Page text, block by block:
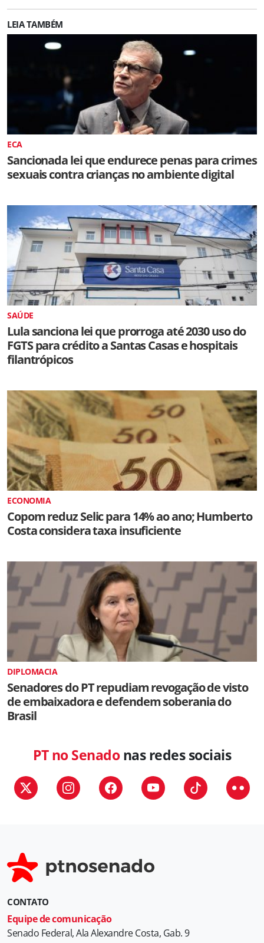
LEIA TAMBÉM
ECA
Sancionada lei que endurece penas para crimes
sexuais contra crianças no ambiente digital
SAÚDE
Lula sanciona lei que prorroga até 2030 uso do
FGTS para crédito a Santas Casas e hospitais
filantrópicos
ECONOMIA
Copom reduz Selic para 14% ao ano; Humberto
Costa considera taxa insuficiente
DIPLOMACIA
Senadores do PT repudiam revogação de visto
de embaixadora e defendem soberania do
Brasil
PT no Senadonas redes sociais
CONTATO
Equipe de comunicação
Senado Federal, Ala Alexandre Costa, Gab. 9